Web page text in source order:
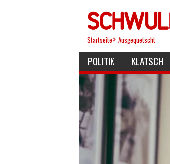
Startseite Ausgequetscht
POLITIK KLATSCH